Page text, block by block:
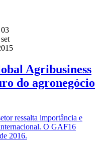
03
set
Agribusiness
do agronegócio
ressalta importância e
O GAF16
2016.